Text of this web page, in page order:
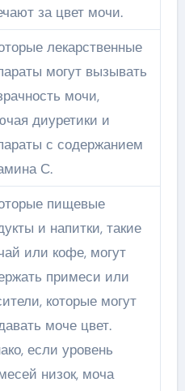
за цвет мочи.
лекарственные
могут вызывать
мочи,
диуретики и
с содержанием
С.
пищевые
и напитки, такие
или кофе, могут
примеси или
которые могут
моче цвет.
если уровень
низок, моча